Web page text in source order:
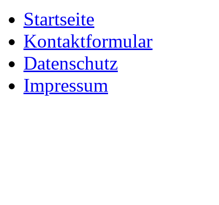
Startseite
Kontaktformular
Datenschutz
Impressum